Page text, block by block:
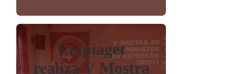
Unipiaget
realiza V Mostra